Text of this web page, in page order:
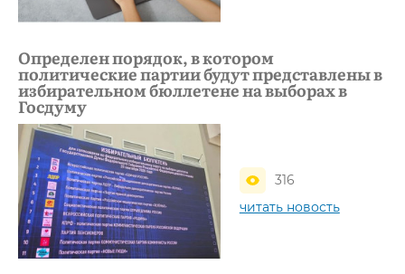
Определен порядок, в котором
политические партии будут представлены в
избирательном бюллетене на выборах в
Госдуму
316
читать новость